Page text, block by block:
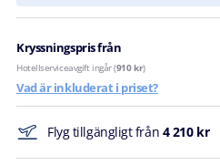
Kryssningspris från
Hotellserviceavgift ingår (910 kr)
Vad är inkluderat i priset?
Flyg tillgängligt från 4 210 kr